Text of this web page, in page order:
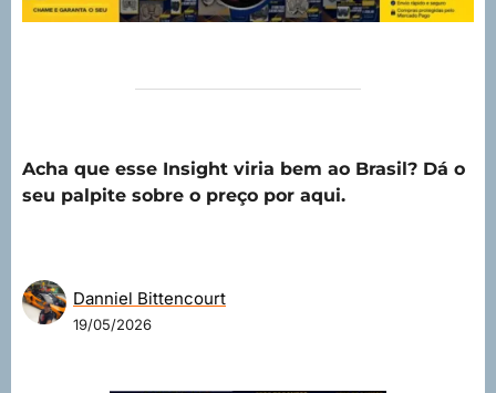
Acha que esse Insight viria bem ao Brasil? Dá o
seu palpite sobre o preço por aqui.
Danniel Bittencourt
19/05/2026